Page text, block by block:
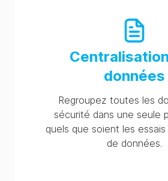
données
Regroupez toutes les
sécurité dans une seule
quels que soient les
de données.